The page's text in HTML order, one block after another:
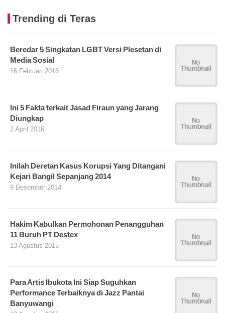
Trending di Teras
Beredar 5 Singkatan LGBT Versi Plesetan di
Media Sosial
16 Februari 2016
Ini 5 Fakta terkait Jasad Firaun yang Jarang
Diungkap
2 April 2016
Inilah Deretan Kasus Korupsi Yang Ditangani
Kejari Bangil Sepanjang 2014
9 Desember 2014
Hakim Kabulkan Permohonan Penangguhan
11 Buruh PT Destex
13 Agustus 2015
Para Artis Ibukota Ini Siap Suguhkan
Performance Terbaiknya di Jazz Pantai
Banyuwangi